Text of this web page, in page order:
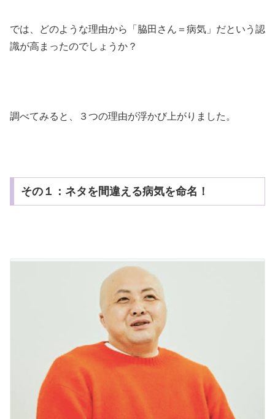
では、どのような理由から「脇田さん＝病気」だという認
識が高まったのでしょうか？
調べてみると、３つの理由が浮かび上がりました。
その１：ネタを間違える病気を命名！